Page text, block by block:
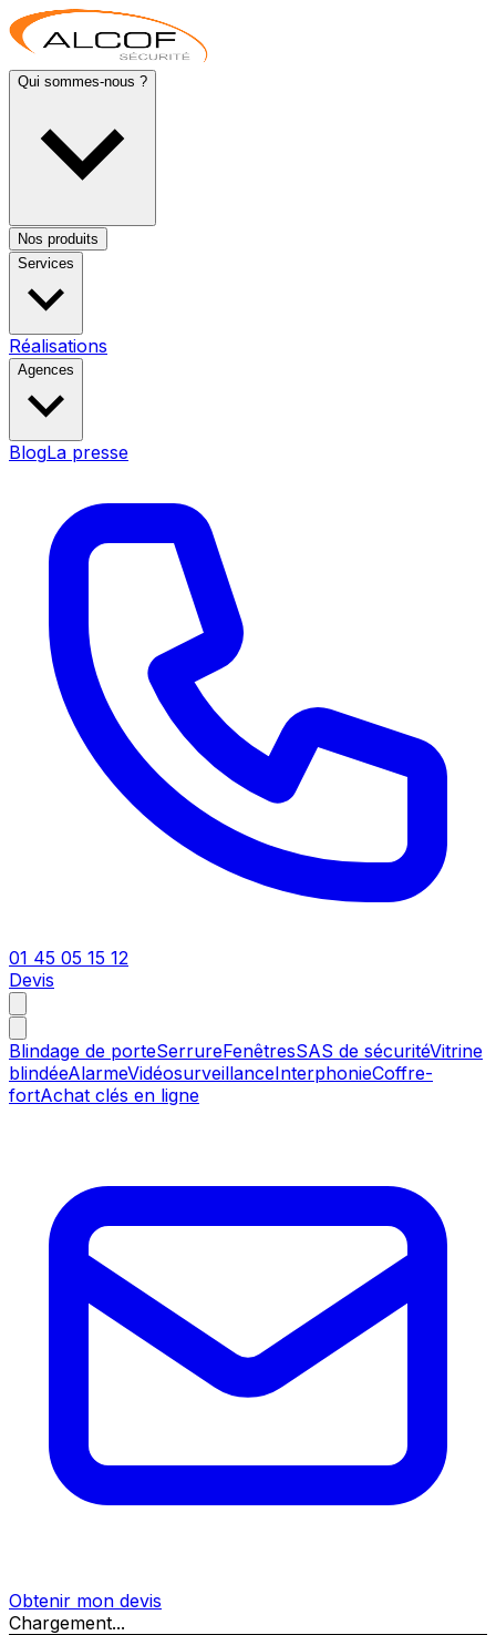
Qui sommes-nous ?
Nos produits
Services
Réalisations
Agences
BlogLa presse
01 45 05 15 12
Devis
Blindage de porteSerrureFenêtresSAS de sécuritéVitrine
blindéeAlarmeVidéosurveillanceInterphonieCoffre-
fortAchat clés en ligne
Obtenir mon devis
Chargement...